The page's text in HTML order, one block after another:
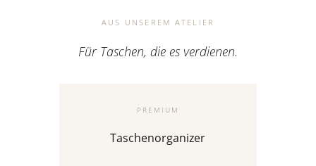
AUS UNSEREM ATELIER
Für Taschen, die es verdienen.
PREMIUM
Taschenorganizer